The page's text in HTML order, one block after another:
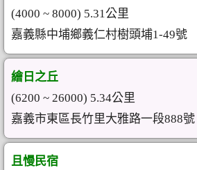
(4000 ~ 8000) 5.31公里
嘉義縣中埔鄉義仁村樹頭埔1-49號
繪日之丘
(6200 ~ 26000) 5.34公里
嘉義市東區長竹里大雅路一段888號
且慢民宿